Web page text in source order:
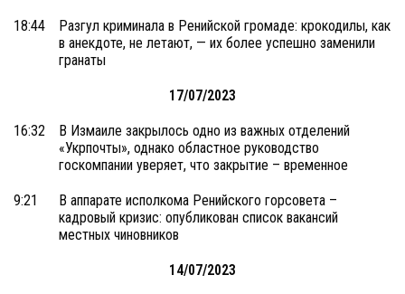
18:44
Разгул криминала в Ренийской громаде: крокодилы, как
в анекдоте, не летают, — их более успешно заменили
гранаты
17/07/2023
16:32
В Измаиле закрылось одно из важных отделений
«Укрпочты», однако областное руководство
госкомпании уверяет, что закрытие – временное
9:21
В аппарате исполкома Ренийского горсовета –
кадровый кризис: опубликован список вакансий
местных чиновников
14/07/2023